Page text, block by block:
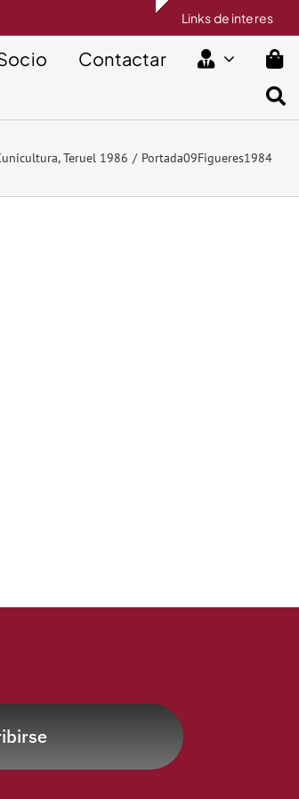
Links de interes
Contactar
Teruel 1986 Portada09Figueres1984